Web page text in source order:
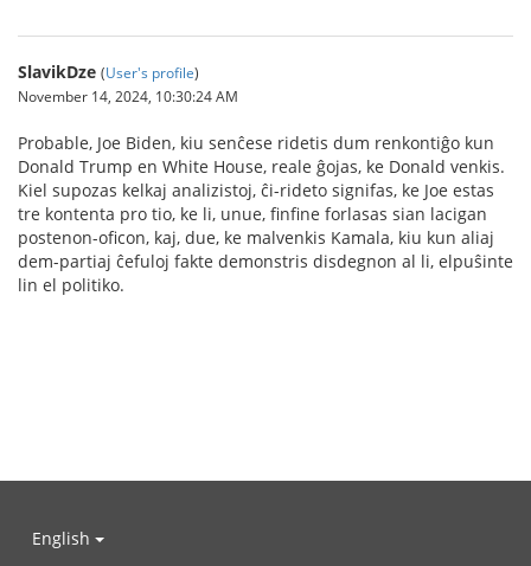
SlavikDze (User's profile)
November 14, 2024, 10:30:24 AM
Probable, Joe Biden, kiu senĉese ridetis dum renkontiĝo kun
Donald Trump en White House, reale ĝojas, ke Donald venkis.
Kiel supozas kelkaj analizistoj, ĉi-rideto signifas, ke Joe estas
tre kontenta pro tio, ke li, unue, finfine forlasas sian lacigan
postenon-oficon, kaj, due, ke malvenkis Kamala, kiu kun aliaj
dem-partiaj ĉefuloj fakte demonstris disdegnon al li, elpuŝinte
lin el politiko.
English